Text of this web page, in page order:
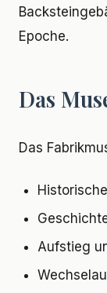
Epoche.
Das
Das
Aufstieg